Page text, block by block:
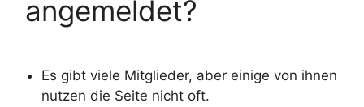
angemeldet?
Es gibt viele Mitglieder, aber einige von ihnen
nutzen die Seite nicht oft.